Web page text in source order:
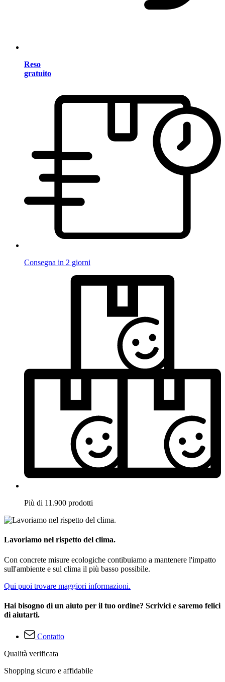
Reso
gratuito
Consegna in 2 giorni
Più di 11.900 prodotti
Lavoriamo nel rispetto del clima.
Con concrete misure ecologiche contibuiamo a mantenere l'impatto
sull'ambiente e sul clima il più basso possibile.
Qui puoi trovare maggiori informazioni.
Hai bisogno di un aiuto per il tuo ordine? Scrivici e saremo felici
di aiutarti.
Contatto
Qualità verificata
Shopping sicuro e affidabile